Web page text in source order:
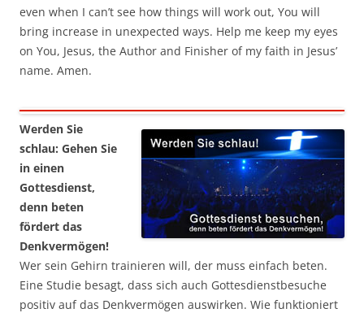
even when I can’t see how things will work out, You will
bring increase in unexpected ways. Help me keep my eyes
on You, Jesus, the Author and Finisher of my faith in Jesus’
name. Amen.
Werden Sie
schlau: Gehen Sie
in einen
Gottesdienst,
denn beten
fördert das
Denkvermögen!
Wer sein Gehirn trainieren will, der muss einfach beten.
Eine Studie besagt, dass sich auch Gottesdienstbesuche
positiv auf das Denkvermögen auswirken. Wie funktioniert